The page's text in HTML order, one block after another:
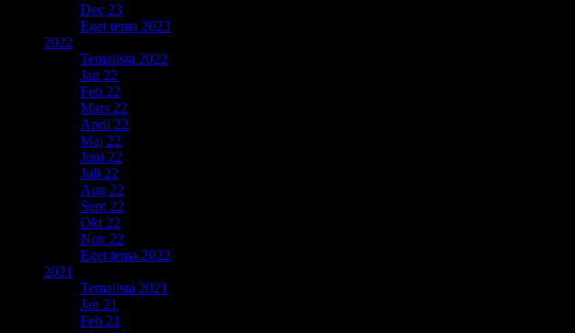
Dec 23
Eget tema 2023
2022
Temalista 2022
Jan 22
Feb 22
Mars 22
April 22
Maj 22
Juni 22
Juli 22
Aug 22
Sept 22
Okt 22
Nov 22
Eget tema 2022
2021
Temalista 2021
Jan 21
Feb 21